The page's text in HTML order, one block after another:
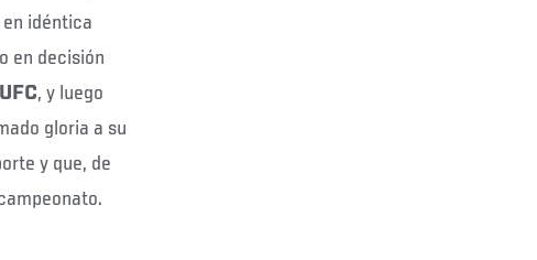
idéntica
en decisión
UFC, y luego
gloria a su
y que, de